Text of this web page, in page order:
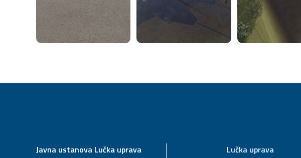
Javna ustanova Lučka uprava
Lučka uprava